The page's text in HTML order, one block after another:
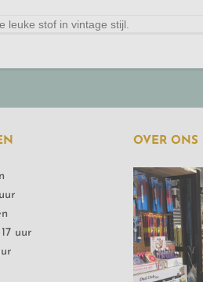
leuke stof in vintage stijl.
uur
OVER ONS